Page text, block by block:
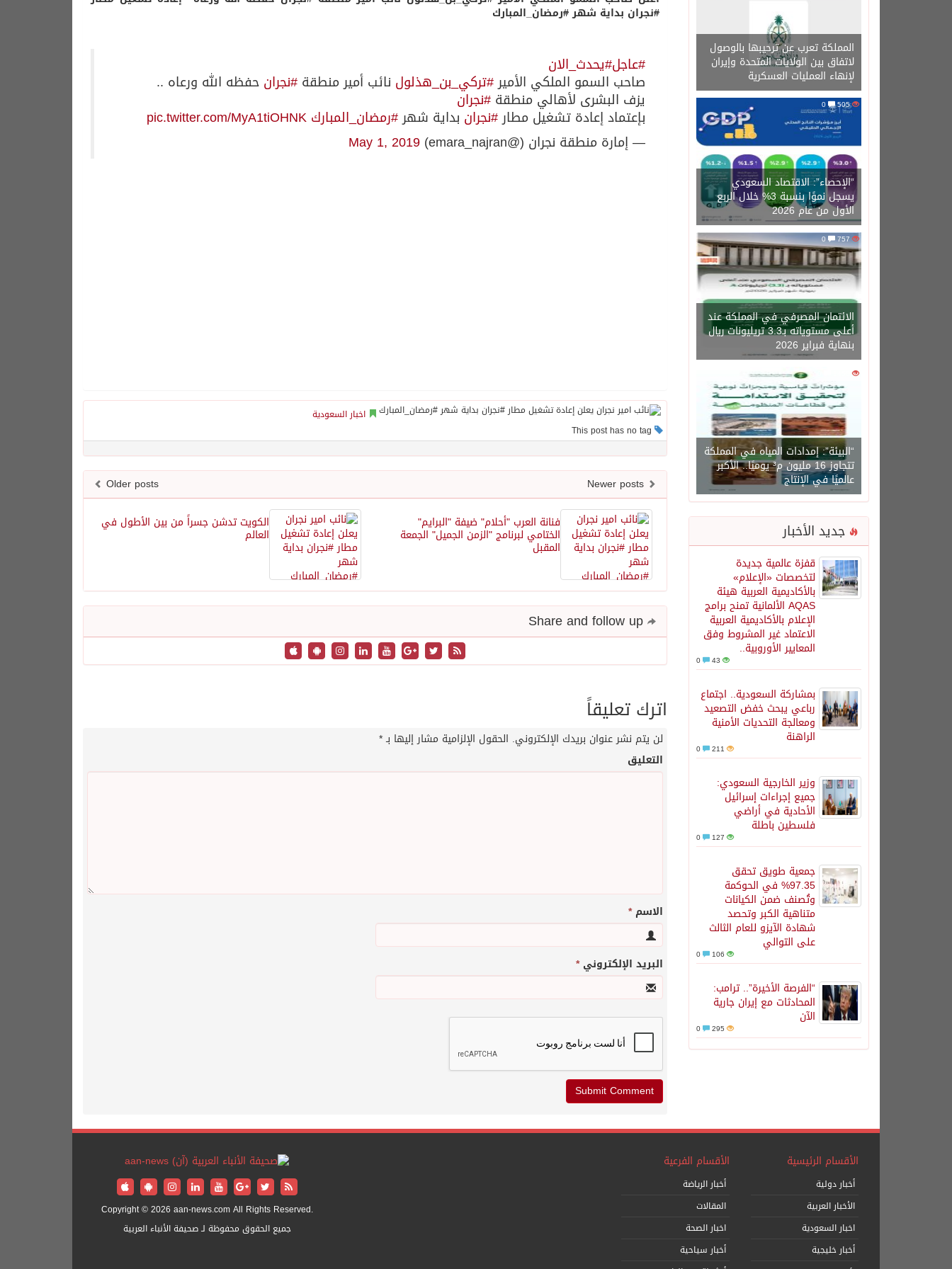
المملكة تعرب عن ترحيبها بالوصول
لاتفاق بين الولايات المتحدة وإيران
لإنهاء العمليات العسكرية
505
“الإحصاء”: الاقتصاد السعودي
يسجل نموًا بنسبة 3% خلال الربع
الأول من عام 2026
757
0
الائتمان المصرفي في المملكة عند
أعلى مستوياته بـ3.3 تريليونات ريال
بنهاية فبراير 2026
1450
“البيئة”: إمدادات المياه في المملكة
تتجاوز 16 مليون م³ يوميًا.. الأكبر
عالميًا في الإنتاج
جديد الأخبار
قفزة عالمية جديدة
لتخصصات «الإعلام»
بالأكاديمية العربية هيئة
AQAS الألمانية تمنح برامج
الإعلام بالأكاديمية العربية
الاعتماد غير المشروط وفق
المعايير الأوروبية..
43
بمشاركة السعودية.. اجتماع
رباعي يبحث خفض التصعيد
ومعالجة التحديات الأمنية
الراهنة
211
وزير الخارجية السعودي:
جميع إجراءات إسرائيل
الأحادية في أراضي
فلسطين باطلة
127
جمعية طويق تحقق
97.35% في الحوكمة
وتُصنف ضمن الكيانات
متناهية الكبر وتحصد
شهادة الآيزو للعام الثالث
على التوالي
106
“الفرصة الأخيرة”.. ترامب:
المحادثات مع إيران جارية
الآن
295
#نجران بداية شهر#رمضان_المبارك
#عاجل#يحدث_الان
صاحب السمو الملكي الأمير#تركي_بن_هذلول نائب أمير منطقة #نجران حفظه الله ورعاه ..
يزف البشرى لأهالي منطقة #نجران
بإعتماد إعادة تشغيل مطار#نجران بداية شهر#رمضان_المبارك pic.twitter.com/MyA1tiOHNK
— إمارة منطقة نجران (@emara_najran)
May 1, 2019
اخبار السعودية
Older posts
الكويت تدشن جسراً من بين الأطول في
العالم
فنانة العرب "أحلام" ضيفة "البرايم"
الختامي لبرنامج "الزمن الجميل" الجمعة
المقبل
اترك تعليقاً
لن يتم نشر عنوان بريدك الإلكتروني. الحقول الإلزامية مشار إليها بـ*
التعليق
الاسم*
البريد الإلكتروني*
الأقسام الرئيسية
أخبار دولية
الأخبار العربية
اخبار السعودية
أخبار خليجية
الأقسام الفرعية
أخبار الرياضة
المقالات
اخبار الصحة
أخبار سياحية
Copyright © 2026 aan-news.com All Rights Reserved.
جميع الحقوق محفوظة لـ صحيفة الأنباء العربية